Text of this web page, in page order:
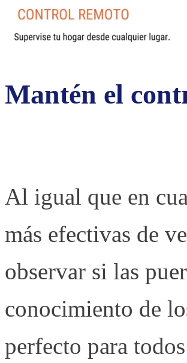
Mantén el
Al igual que en
más efectivas de
observar si las
conocimiento de
perfecto para